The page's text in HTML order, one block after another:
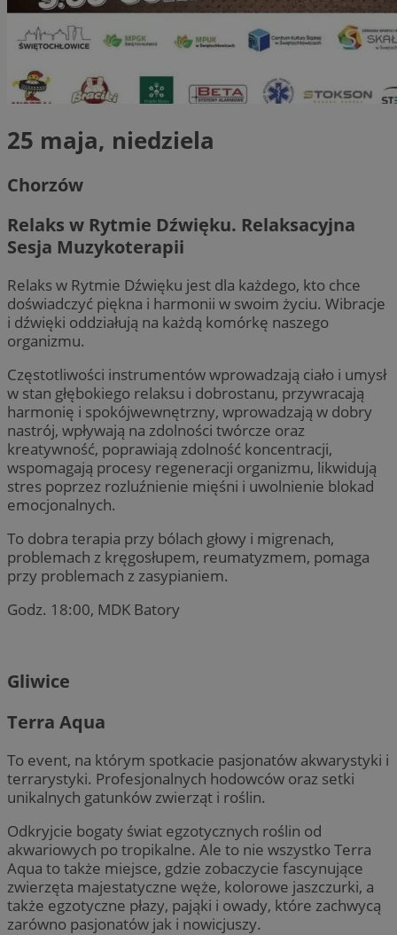
25 maja, niedziela
Chorzów
Relaks w Rytmie Dźwięku. Relaksacyjna
Sesja Muzykoterapii
Relaks w Rytmie Dźwięku jest dla każdego, kto chce
doświadczyć piękna i harmonii w swoim życiu. Wibracje
i dźwięki oddziałują na każdą komórkę naszego
organizmu.
Częstotliwości instrumentów wprowadzają ciało i umysł
w stan głębokiego relaksu i dobrostanu, przywracają
harmonię i spokójwewnętrzny, wprowadzają w dobry
nastrój, wpływają na zdolności twórcze oraz
kreatywność, poprawiają zdolność koncentracji,
wspomagają procesy regeneracji organizmu, likwidują
stres poprzez rozluźnienie mięśni i uwolnienie blokad
emocjonalnych.
To dobra terapia przy bólach głowy i migrenach,
problemach z kręgosłupem, reumatyzmem, pomaga
przy problemach z zasypianiem.
Godz. 18:00, MDK Batory
Gliwice
Terra Aqua
To event, na którym spotkacie pasjonatów akwarystyki i
terrarystyki. Profesjonalnych hodowców oraz setki
unikalnych gatunków zwierząt i roślin.
Odkryjcie bogaty świat egzotycznych roślin od
akwariowych po tropikalne. Ale to nie wszystko Terra
Aqua to także miejsce, gdzie zobaczycie fascynujące
zwierzęta majestatyczne węże, kolorowe jaszczurki, a
także egzotyczne płazy, pająki i owady, które zachwycą
zarówno pasjonatów jak i nowicjuszy.